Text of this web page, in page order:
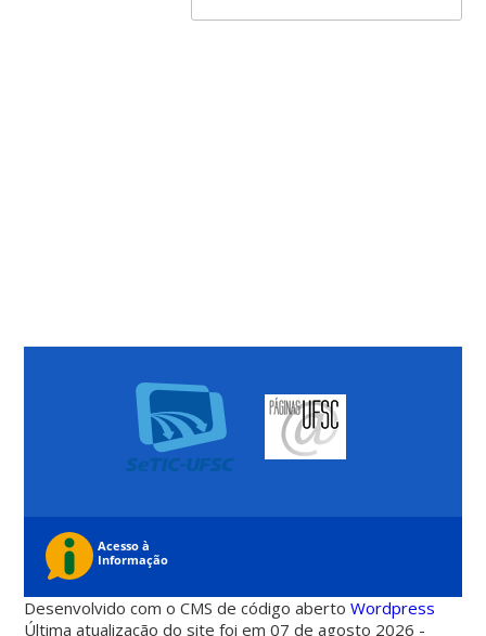
Desenvolvido com o CMS de código abertoWordpress
Última atualização do site foi em 07 de agosto 2026 -